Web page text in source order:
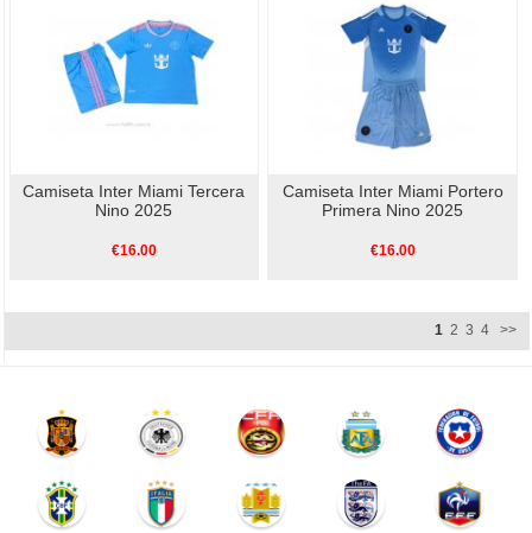
Camiseta Inter Miami Tercera
Nino 2025
€16.00
Camiseta Inter Miami Portero
Primera Nino 2025
€16.00
1 2 3 4 >>